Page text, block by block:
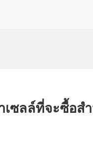
ซลล์ที่จะซื้อส